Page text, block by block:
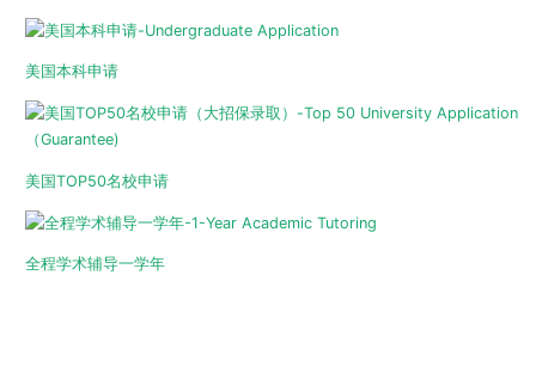
美国本科申请
美国TOP50名校申请
全程学术辅导一学年